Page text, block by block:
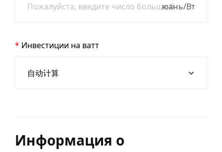
юань/Вт
Инвестиции на ватт
Информация о